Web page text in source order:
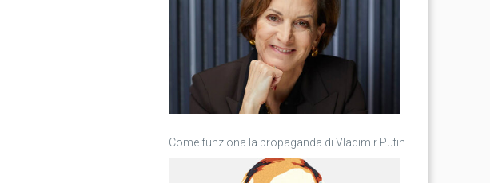
Come funziona la propaganda di Vladimir Putin